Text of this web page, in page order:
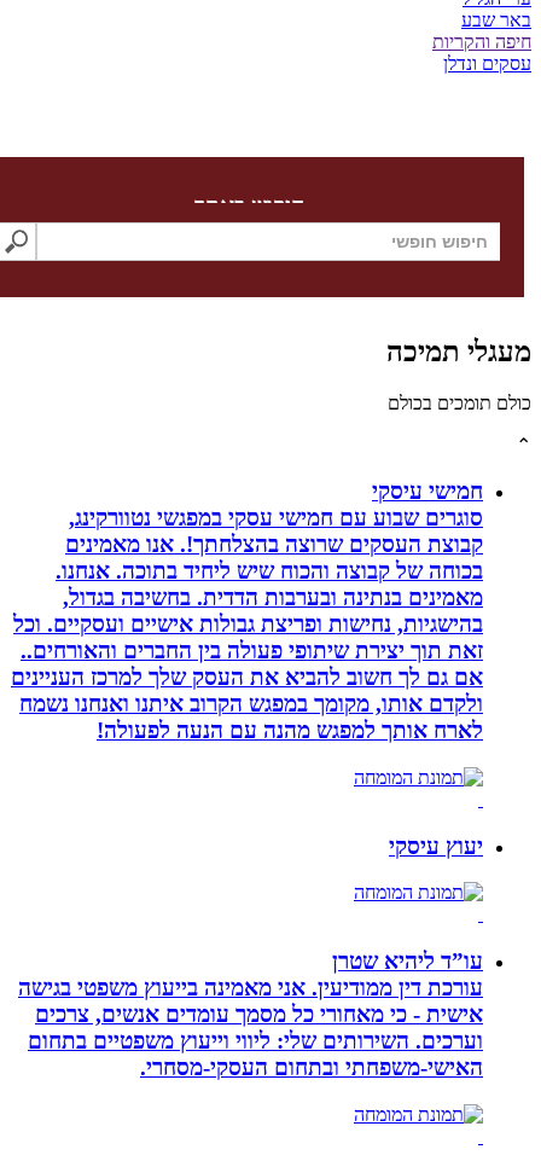
ונדלן
חיפוש באתר
תמיכה
בכולם
חמישי עיסקי
סוגרים שבוע עם חמישי עסקי במפגשי נטוורקינג,
קבוצת העסקים שרוצה בהצלחתך!. אנו מאמינים
בכוחה של קבוצה והכוח שיש ליחיד בתוכה. אנחנו.
מאמינים בנתינה ובערבות הדדית. בחשיבה בגדול,
בהישגיות, נחישות ופריצת גבולות אישיים ועסקיים. וכל
זאת תוך יצירת שיתופי פעולה בין החברים והאורחים..
אם גם לך חשוב להביא את העסק שלך למרכז העניינים
ולקדם אותו, מקומך במפגש הקרוב איתנו ואנחנו נשמח
לארח אותך למפגש מהנה עם הנעה לפעולה!
יעוץ עיסקי
עו”ד ליהיא שטרן
עורכת דין ממודיעין. אני מאמינה בייעוץ משפטי בגישה
אישית - כי מאחורי כל מסמך עומדים אנשים, צרכים
וערכים. השירותים שלי: ליווי וייעוץ משפטיים בתחום
האישי-משפחתי ובתחום העסקי-מסחרי.